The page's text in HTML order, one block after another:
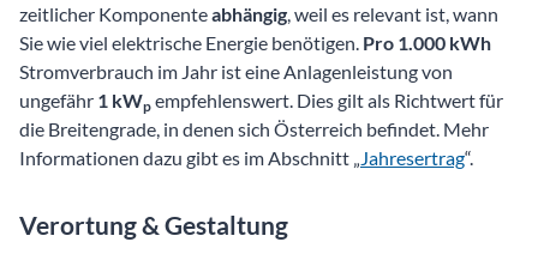
zeitlicher Komponenteabhängig, weil es relevant ist, wann
Sie wie viel elektrische Energie benötigen. Pro 1.000 kWh
Stromverbrauch im Jahr ist eine Anlagenleistung von
ungefähr 1 kWp empfehlenswert. Dies gilt als Richtwert für
die Breitengrade, in denen sich Österreich befindet. Mehr
Informationen dazu gibt es im Abschnitt „Jahresertrag“.
Verortung & Gestaltung